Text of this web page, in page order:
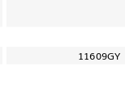
11609GY